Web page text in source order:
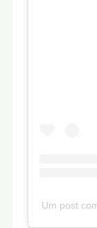
Um post